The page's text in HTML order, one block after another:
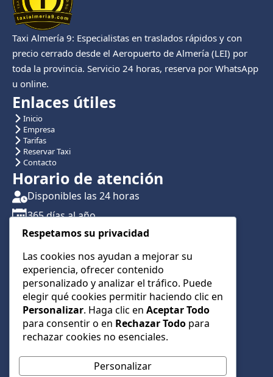
Taxi Almería 9: Especialistas en traslados rápidos y con
precio cerrado desde el Aeropuerto de Almería (LEI) por
toda la provincia. Servicio 24 horas, reserva por WhatsApp
u online.
Enlaces útiles
Inicio
Empresa
Tarifas
Reservar Taxi
Contacto
Horario de atención
Disponibles las 24 horas
365 días al año
Traslados con reserva previa
Atención por teléfono y WhatsApp 24/7
CONTÁCTANOS
+34 622 01 23 74
+34 622 01 23 74
info@taxialmeria9.com
Respetamos su privacidad
Las cookies nos ayudan a mejorar su
experiencia, ofrecer contenido
personalizado y analizar el tráfico. Puede
elegir qué cookies permitir haciendo clic en
Personalizar. Haga clic en Aceptar Todo
para consentir o en Rechazar Todo para
rechazar cookies no esenciales.
Personalizar